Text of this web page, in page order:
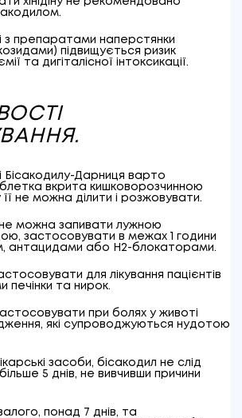
з препаратами наперстянки
підвищується ризик
та дигіталісної інтоксикації.
Бісакодилу-Дарниця варто
вкрита кишковорозчинною
не можна ділити і розжовувати.
не можна запивати лужною
застосовувати в межах 1 години
антацидами або Н2-блокаторами.
для лікування пацієнтів
печінки та нирок.
при болях у животі
які супроводжуються нудотою
засоби, бісакодил не слід
5 днів, не вивчивши причини
понад 7 днів, та